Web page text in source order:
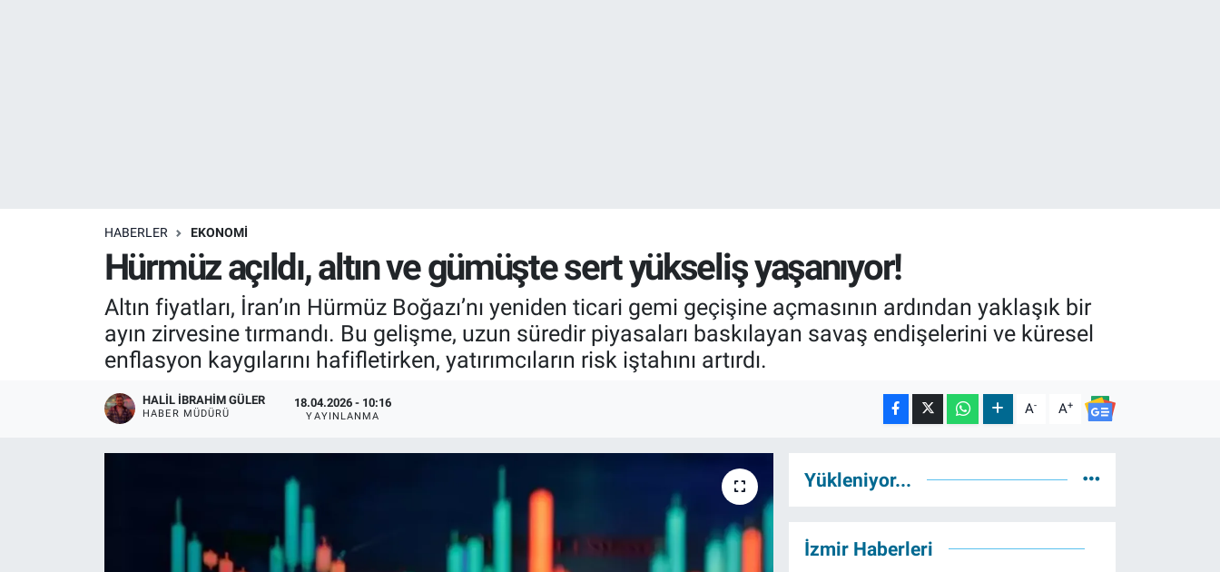
HABERLER EKONOMİ
Hürmüz açıldı, altın ve gümüşte sert yükseliş yaşanıyor!
Altın fiyatları, İran’ın Hürmüz Boğazı’nı yeniden ticari gemi geçişine açmasının ardından yaklaşık bir
ayın zirvesine tırmandı. Bu gelişme, uzun süredir piyasaları baskılayan savaş endişelerini ve küresel
enflasyon kaygılarını hafifletirken, yatırımcıların risk iştahını artırdı.
HALIL İBRAHIM GÜLER
HABER MÜDÜRÜ
18.04.2026 - 10:16
YAYINLANMA A- A+
Yükleniyor...
İzmir Haberleri